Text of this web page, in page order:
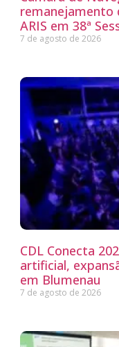
remanejamento
ARIS em 38ª
7 de agosto de 2026
CDL Conecta
artificial,
em Blumenau
7 de agosto de 2026